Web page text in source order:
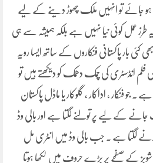
جائے تو انہیں ملک چھوڑ دینے کے لیے
طرز عمل کوئی نیا نہیں ہے بلکہ ہمیشہ سے ہی
بار پاکستانی فنکاروں کے ساتھ ایسا رویہ
فلم انڈسٹری کی چمک دھمک کو دیکھتے ہیں تو
فنکار ، اداکار ، گلوکار یا ماڈل پاکستان
جانے کے لیے پر تولنے لگتا ہے اور بالی وڈ
لگتا ہے ۔ جب بالی وڈ میں انٹری مل
کے صفحے پر بڑے حروف میں لکھا ہوتا